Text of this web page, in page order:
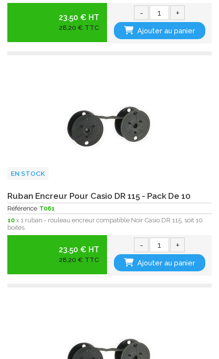
23.50 € HT
28,20 € TTC
- +
Ajouter au panier
EN STOCK
Ruban Encreur Pour Casio DR 115 - Pack De 10
Référence T061
10 x 1 ruban - rouleau encreur compatible Noir Casio DR 115, soit 10
boites.
23.50 € HT
28,20 € TTC
- +
Ajouter au panier